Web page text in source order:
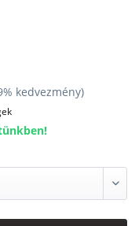
kedvezmény)